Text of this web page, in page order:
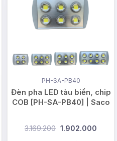
PH-SA-PB40
Đèn pha LED tàu biển, chip
COB [PH-SA-PB40] | Saco
3.169.200 1.902.000